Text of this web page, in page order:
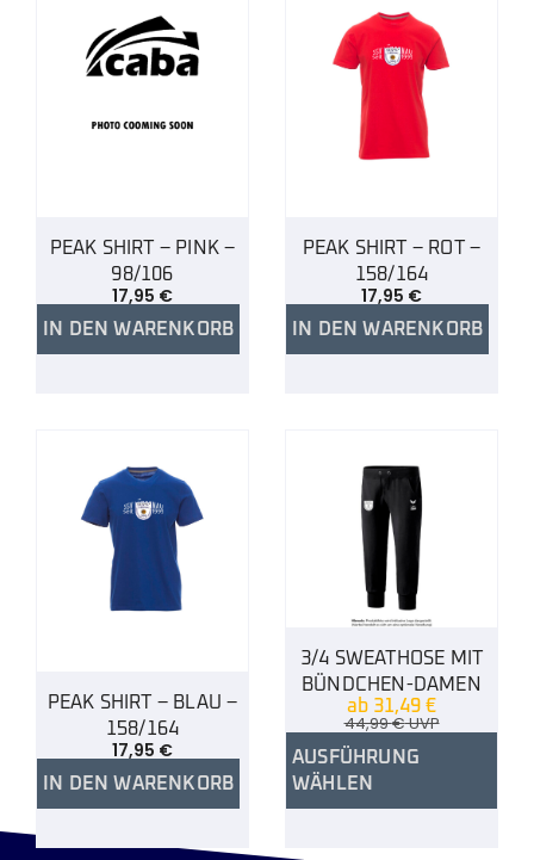
PEAK SHIRT – PINK –
98/106
17,95 €
IN DEN WARENKORB
PEAK SHIRT – ROT –
158/164
17,95 €
IN DEN WARENKORB
PEAK SHIRT – BLAU –
158/164
17,95 €
IN DEN WARENKORB
3/4 SWEATHOSE MIT
BÜNDCHEN-DAMEN
ab 31,49 €
44,99€UVP
AUSFÜHRUNG
WÄHLEN